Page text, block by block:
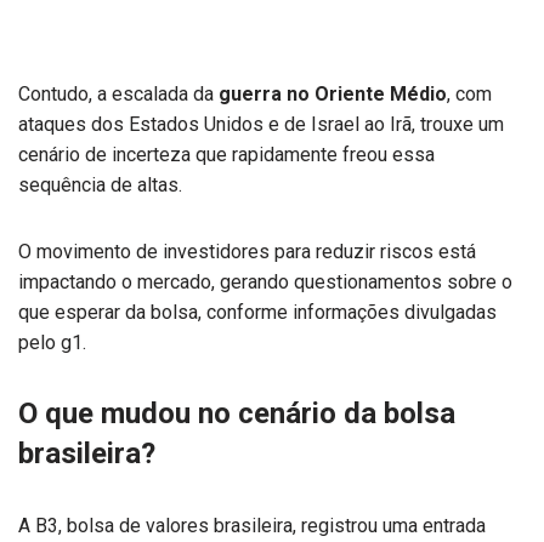
Contudo, a escalada da guerra no Oriente Médio, com
ataques dos Estados Unidos e de Israel ao Irã, trouxe um
cenário de incerteza que rapidamente freou essa
sequência de altas.
O movimento de investidores para reduzir riscos está
impactando o mercado, gerando questionamentos sobre o
que esperar da bolsa, conforme informações divulgadas
pelo g1.
O que mudou no cenário da bolsa
brasileira?
A B3, bolsa de valores brasileira, registrou uma entrada